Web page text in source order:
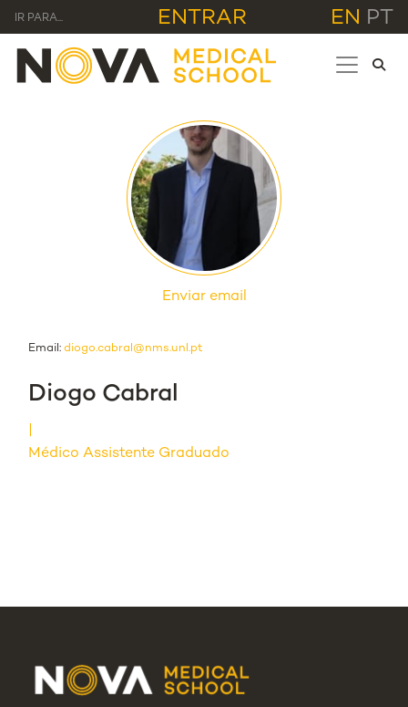
IR PARA... ENTRAR EN PT
Enviar email
Email: diogo.cabral@nms.unl.pt
Diogo Cabral
Médico Assistente Graduado